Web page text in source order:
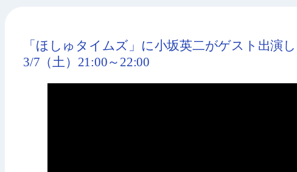
「ほしゅタイムズ」に小坂英二がゲスト出演
3/7（土）21:00～22:00